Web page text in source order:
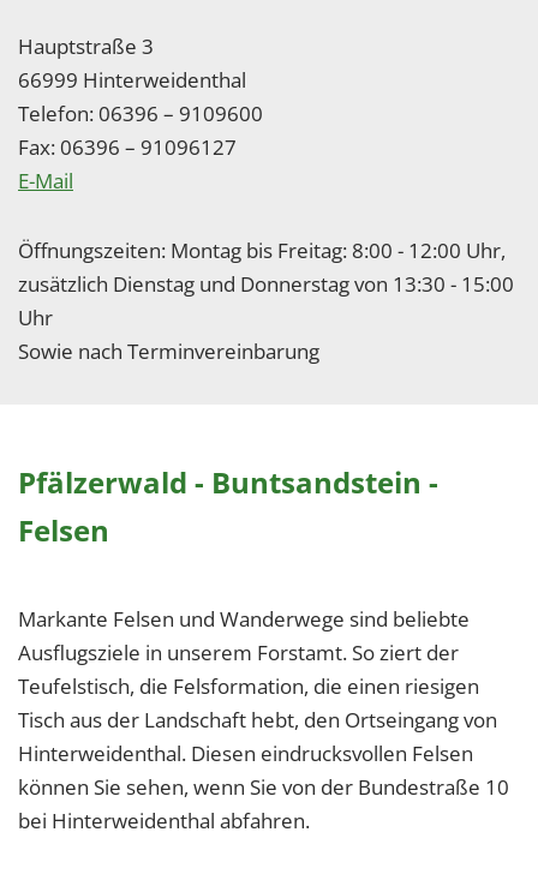
Hauptstraße 3
66999 Hinterweidenthal
Telefon: 06396 – 9109600
Fax: 06396 – 91096127
E-Mail
Öffnungszeiten: Montag bis Freitag: 8:00 - 12:00 Uhr,
zusätzlich Dienstag und Donnerstag von 13:30 - 15:00
Uhr
Sowie nach Terminvereinbarung
Pfälzerwald - Buntsandstein -
Felsen
Markante Felsen und Wanderwege sind beliebte
Ausflugsziele in unserem Forstamt. So ziert der
Teufelstisch, die Felsformation, die einen riesigen
Tisch aus der Landschaft hebt, den Ortseingang von
Hinterweidenthal. Diesen eindrucksvollen Felsen
können Sie sehen, wenn Sie von der Bundestraße 10
bei Hinterweidenthal abfahren.